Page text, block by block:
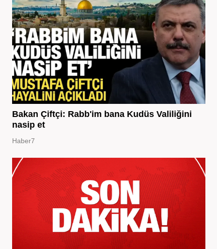
Bakan Çiftçi: Rabb'im bana Kudüs Valiliğini
nasip et
Haber7